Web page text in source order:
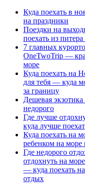
Куда поехать в
на праздники
Поездки на
поехать из
7 главных
OneTwoTrip —
море
Куда поехать на
для тебя — куда
за границу
Дешевая
недорого
Где лучше
куда лучше
Куда поехать на
ребенком на
Где недорого
отдохнуть на
— куда поехать
отдых